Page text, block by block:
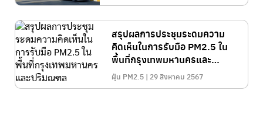
สรุปผลการประชุมระดมความ
คิดเห็นในการรับมือ PM2.5 ใน
พื้นที่กรุงเทพมหานครและ
ปริมณฑล
ฝุ่น PM2.5 | 29 สิงหาคม 2567